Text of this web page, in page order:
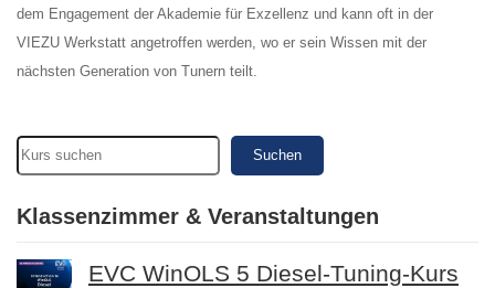
dem Engagement der Akademie für Exzellenz und kann oft in der
VIEZU Werkstatt angetroffen werden, wo er sein Wissen mit der
nächsten Generation von Tunern teilt.
Suchen
Klassenzimmer & Veranstaltungen
EVC WinOLS 5 Diesel-Tuning-Kurs